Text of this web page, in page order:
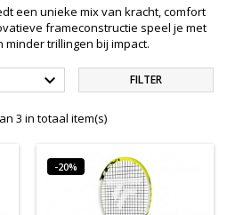
een unieke mix van kracht, comfort
frameconstructie speel je met
trillingen bij impact.
 FILTER
3 in totaal item(s)
-20%